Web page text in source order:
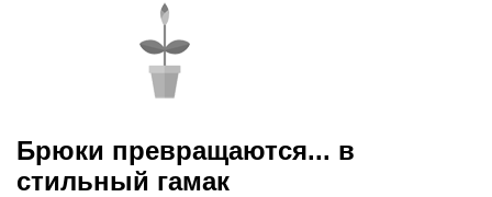
Брюки превращаются... в
стильный гамак